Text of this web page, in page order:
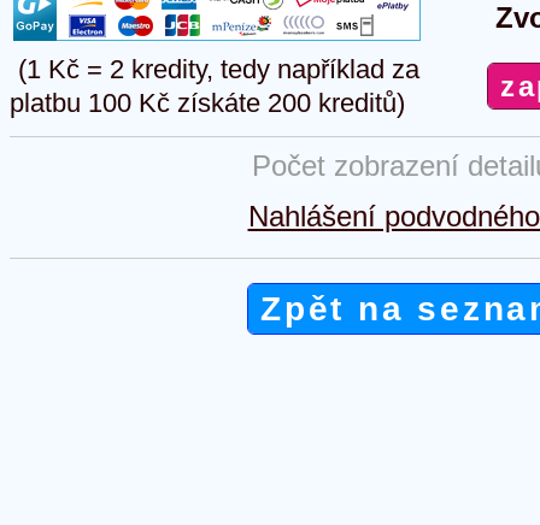
(1 Kč = 2 kredity, tedy například za
platbu 100 Kč získáte 200 kreditů)
Počet zobrazení
Nahlášení
Zpět na